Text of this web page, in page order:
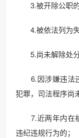
3.被开除公职的
4.被依法列为失
5.尚未解除处分
6.因涉嫌违法违
犯罪，司法程序尚
7.近两年内在机
违纪违规行为的；